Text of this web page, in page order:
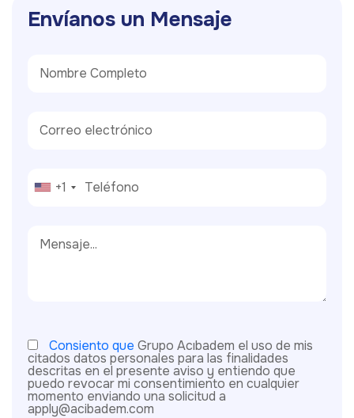
Envíanos un Mensaje
+1
Consiento que Grupo Acıbadem el uso de mis
citados datos personales para las finalidades
descritas en el presente aviso y entiendo que
puedo revocar mi consentimiento en cualquier
momento enviando una solicitud a
apply@acibadem.com